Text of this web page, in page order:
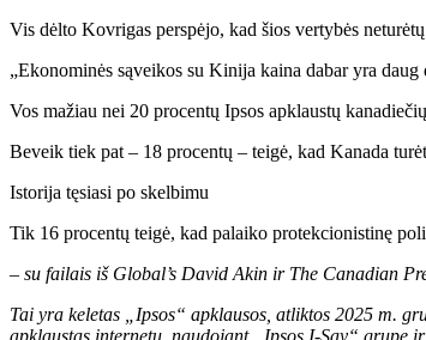
Vis dėlto Kovrigas perspėjo, kad šios vertybės
„Ekonominės sąveikos su Kinija kaina dabar yra
Vos mažiau nei 20 procentų Ipsos apklaustų
Beveik tiek pat – 18 procentų – teigė, kad Kanada
Istorija tęsiasi po skelbimu
Tik 16 procentų teigė, kad palaiko protekcionistinę
– su failais iš Global’s David Akin ir The Canadian
Tai yra keletas „Ipsos“ apklausos, atliktos 2025 m.
apklaustas internetu, naudojant „Ipsos I-Say“ grupę